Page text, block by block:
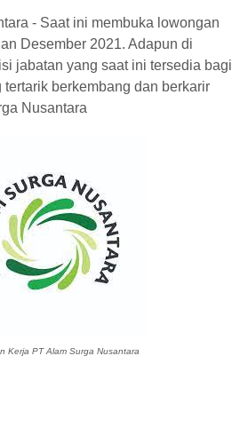
- Saat ini membuka lowongan
Desember 2021. Adapun di
jabatan yang saat ini tersedia bagi
berkembang dan berkarir
Nusantara
Kerja PT Alam Surga Nusantara